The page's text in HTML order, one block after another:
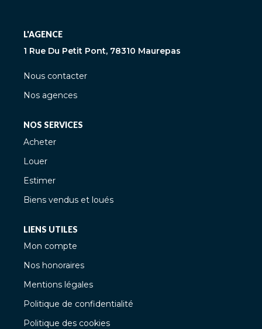
L'AGENCE
1 Rue Du Petit Pont, 78310 Maurepas
Nous contacter
Nos agences
NOS SERVICES
Acheter
Louer
Estimer
Biens vendus et loués
LIENS UTILES
Mon compte
Nos honoraires
Mentions légales
Politique de confidentialité
Politique des cookies